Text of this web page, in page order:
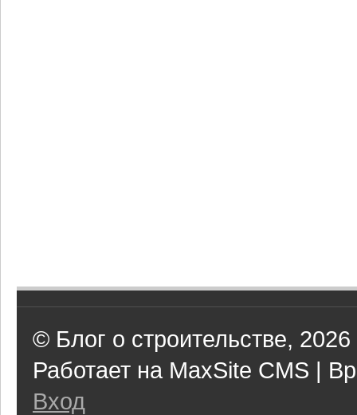
© Блог о строительстве, 2026
Работает на MaxSite CMS |
Вход